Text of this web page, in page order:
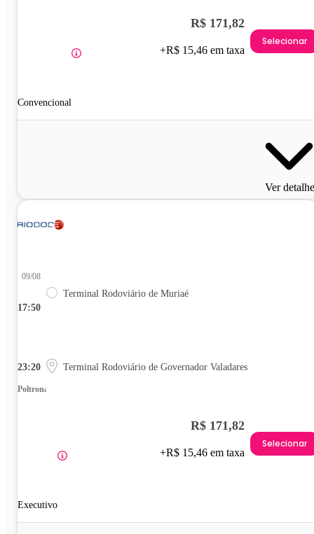
Convencional
R$ 171,82
+R$ 15,46 em taxa
Selecionar
Ver
17:50
09/08
Terminal Rodoviário de Muriaé
23:20 Terminal Rodoviário de Governador Valadares
Poltrona
Executivo
R$ 171,82
+R$ 15,46 em taxa
Selecionar